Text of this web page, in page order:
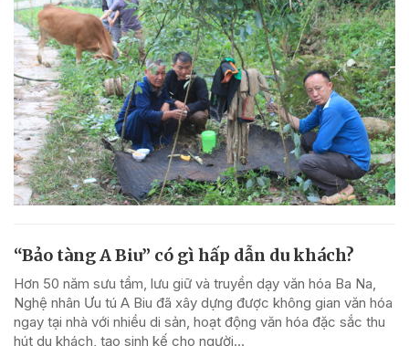
“Bảo tàng A Biu” có gì hấp dẫn du khách?
Hơn 50 năm sưu tầm, lưu giữ và truyền dạy văn hóa Ba Na,
Nghệ nhân Ưu tú A Biu đã xây dựng được không gian văn hóa
ngay tại nhà với nhiều di sản, hoạt động văn hóa đặc sắc thu
hút du khách, tạo sinh kế cho người...